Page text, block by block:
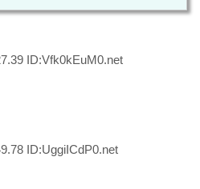
ID:Vfk0kEuM0.net
ID:UggiICdP0.net